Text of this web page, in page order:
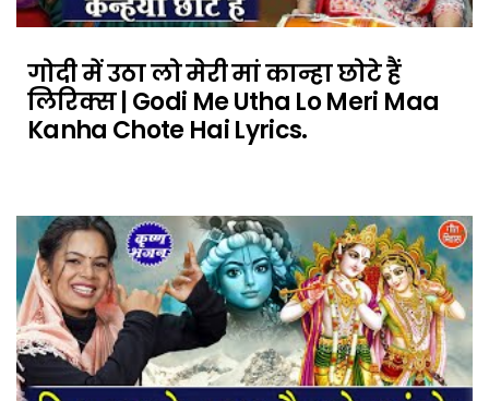
गोदी में उठा लो मेरी मां कान्हा छोटे हैं
लिरिक्स | Godi Me Utha Lo Meri Maa
Kanha Chote Hai Lyrics.